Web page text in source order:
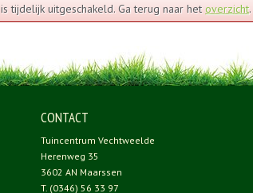
tijdelijk uitgeschakeld. Ga terug naar hetoverzicht.
CONTACT
Tuincentrum Vechtweelde
Herenweg 35
3602 AN Maarssen
T. (0346) 56 33 97